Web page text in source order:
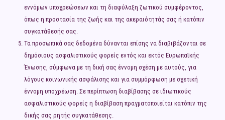
εννόμων υποχρεώσεων και τη διαφύλαξη ζωτικού συμφέροντος,
όπως η προστασία της ζωής και της ακεραιότητάς σας ή κατόπιν
συγκατάθεσής σας.
Τα προσωπικά σας δεδομένα δύνανται επίσης να διαβιβάζονται σε
δημόσιους ασφαλιστικούς φορείς εντός και εκτός Ευρωπαϊκής
Ένωσης, σύμφωνα με τη δική σας έννομη σχέση με αυτούς, για
λόγους κοινωνικής ασφάλισης και για συμμόρφωση με σχετική
έννομη υποχρέωση. Σε περίπτωση διαβίβασης σε ιδιωτικούς
ασφαλιστικούς φορείς η διαβίβαση πραγματοποιείται κατόπιν της
δικής σας ρητής συγκατάθεσης.